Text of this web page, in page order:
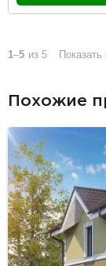
1–5 из 5 Показать
Похожие